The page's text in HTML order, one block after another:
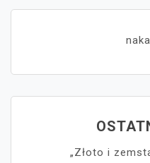
„Złoto i